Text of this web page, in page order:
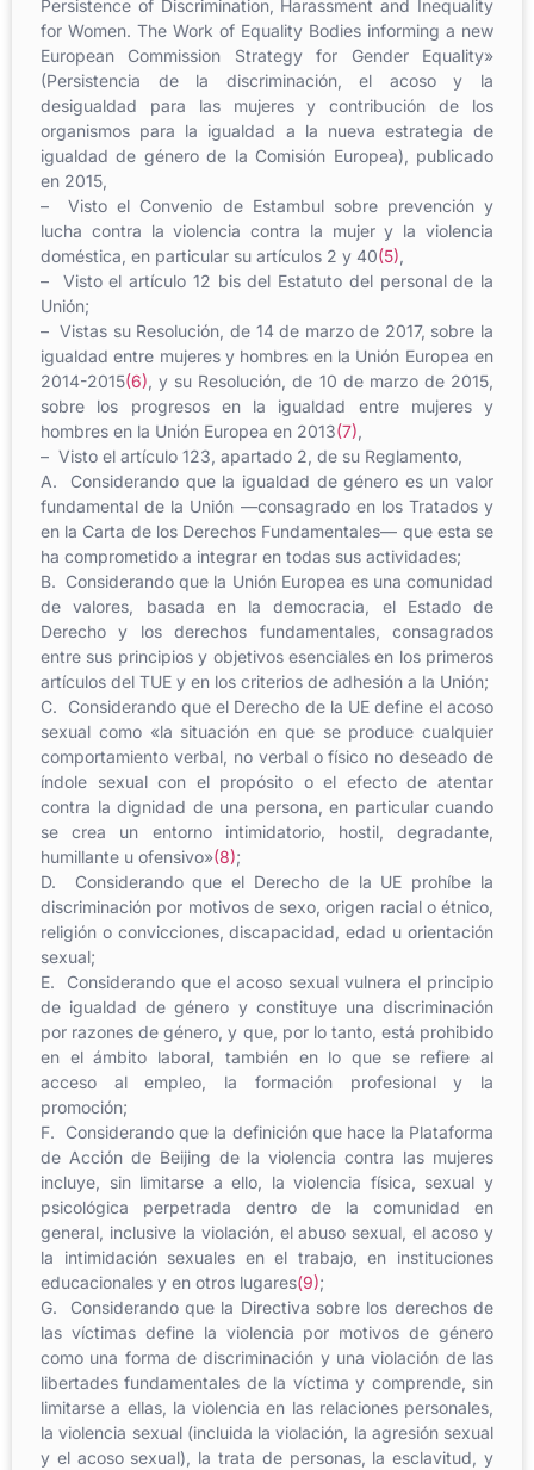
Persistence of Discrimination, Harassment and Inequality
for Women. The Work of Equality Bodies informing a new
European Commission Strategy for Gender Equality»
(Persistencia de la discriminación, el acoso y la
desigualdad para las mujeres y contribución de los
organismos para la igualdad a la nueva estrategia de
igualdad de género de la Comisión Europea), publicado
en 2015,
– Visto el Convenio de Estambul sobre prevención y
lucha contra la violencia contra la mujer y la violencia
doméstica, en particular su artículos 2 y 40(5),
– Visto el artículo 12 bis del Estatuto del personal de la
Unión;
– Vistas su Resolución, de 14 de marzo de 2017, sobre la
igualdad entre mujeres y hombres en la Unión Europea en
2014-2015(6), y su Resolución, de 10 de marzo de 2015,
sobre los progresos en la igualdad entre mujeres y
hombres en la Unión Europea en 2013(7),
– Visto el artículo 123, apartado 2, de su Reglamento,
A. Considerando que la igualdad de género es un valor
fundamental de la Unión —consagrado en los Tratados y
en la Carta de los Derechos Fundamentales— que esta se
ha comprometido a integrar en todas sus actividades;
B. Considerando que la Unión Europea es una comunidad
de valores, basada en la democracia, el Estado de
Derecho y los derechos fundamentales, consagrados
entre sus principios y objetivos esenciales en los primeros
artículos del TUE y en los criterios de adhesión a la Unión;
C. Considerando que el Derecho de la UE define el acoso
sexual como «la situación en que se produce cualquier
comportamiento verbal, no verbal o físico no deseado de
índole sexual con el propósito o el efecto de atentar
contra la dignidad de una persona, en particular cuando
se crea un entorno intimidatorio, hostil, degradante,
humillante u ofensivo»(8);
D. Considerando que el Derecho de la UE prohíbe la
discriminación por motivos de sexo, origen racial o étnico,
religión o convicciones, discapacidad, edad u orientación
sexual;
E. Considerando que el acoso sexual vulnera el principio
de igualdad de género y constituye una discriminación
por razones de género, y que, por lo tanto, está prohibido
en el ámbito laboral, también en lo que se refiere al
acceso al empleo, la formación profesional y la
promoción;
F. Considerando que la definición que hace la Plataforma
de Acción de Beijing de la violencia contra las mujeres
incluye, sin limitarse a ello, la violencia física, sexual y
psicológica perpetrada dentro de la comunidad en
general, inclusive la violación, el abuso sexual, el acoso y
la intimidación sexuales en el trabajo, en instituciones
educacionales y en otros lugares(9);
G. Considerando que la Directiva sobre los derechos de
las víctimas define la violencia por motivos de género
como una forma de discriminación y una violación de las
libertades fundamentales de la víctima y comprende, sin
limitarse a ellas, la violencia en las relaciones personales,
la violencia sexual (incluida la violación, la agresión sexual
y el acoso sexual), la trata de personas, la esclavitud, y